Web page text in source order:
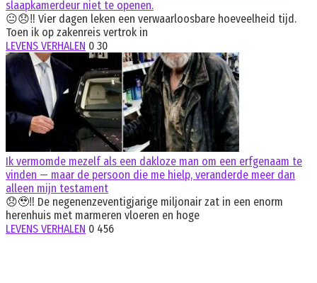
slaapkamerdeur niet te openen.
😐😞‼️ Vier dagen leken een verwaarloosbare hoeveelheid tijd.
Toen ik op zakenreis vertrok in
LEVENS VERHALEN 0 30
Ik vermomde mezelf als een dakloze man om een erfgenaam te
vinden — maar de persoon die me hielp, veranderde meer dan
alleen mijn testament
😞🥹‼️ De negenenzeventigjarige miljonair zat in een enorm
herenhuis met marmeren vloeren en hoge
LEVENS VERHALEN 0 456